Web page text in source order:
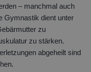
– manchmal auch
Gymnastik dient unter
zu
zu stärken.
abgeheilt sind